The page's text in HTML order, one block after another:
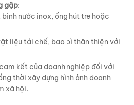
gặp:
bình nước inox, ống hút tre hoặc
liệu tái chế, bao bì thân thiện với
kết của doanh nghiệp đối với
thời xây dựng hình ảnh doanh
xã hội.